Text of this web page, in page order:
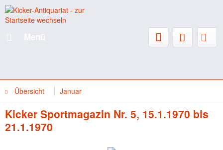
Übersicht Januar
Kicker Sportmagazin Nr. 5, 15.1.1970 bis
21.1.1970